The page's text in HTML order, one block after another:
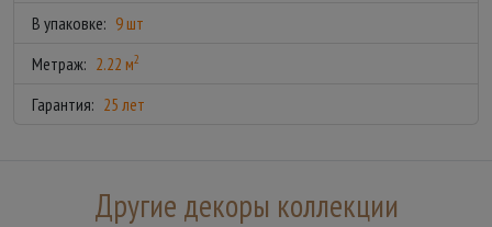
В упаковке: 9 шт
Метраж: 2.22 м2
Гарантия: 25 лет
Другие декоры коллекции